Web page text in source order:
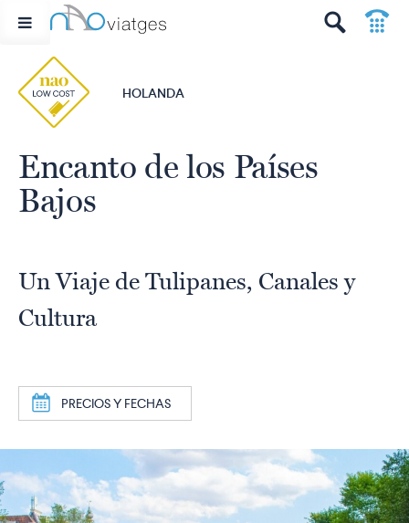
HOLANDA
Encanto de los Países
Bajos
Un Viaje de Tulipanes, Canales y
Cultura
a PRECIOS Y FECHAS
t
p